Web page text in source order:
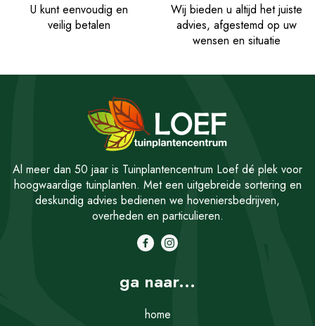
U kunt eenvoudig en
veilig betalen
Wij bieden u altijd het juiste
advies, afgestemd op uw
wensen en situatie
Al meer dan 50 jaar is Tuinplantencentrum Loef dé plek voor
hoogwaardige tuinplanten. Met een uitgebreide sortering en
deskundig advies bedienen we hoveniersbedrijven,
overheden en particulieren.
ga naar...
home